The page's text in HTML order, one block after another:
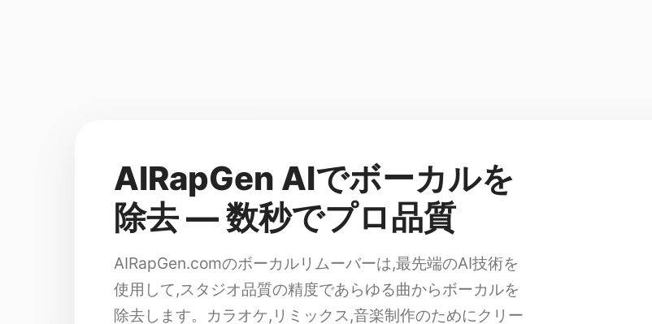
AIRapGen AIでボーカルを
除去 — 数秒でプロ品質
AIRapGen.comのボーカルリムーバーは,最先端のAI技術を
使用して,スタジオ品質の精度であらゆる曲からボーカルを
除去します。カラオケ,リミックス,音楽制作のためにクリー